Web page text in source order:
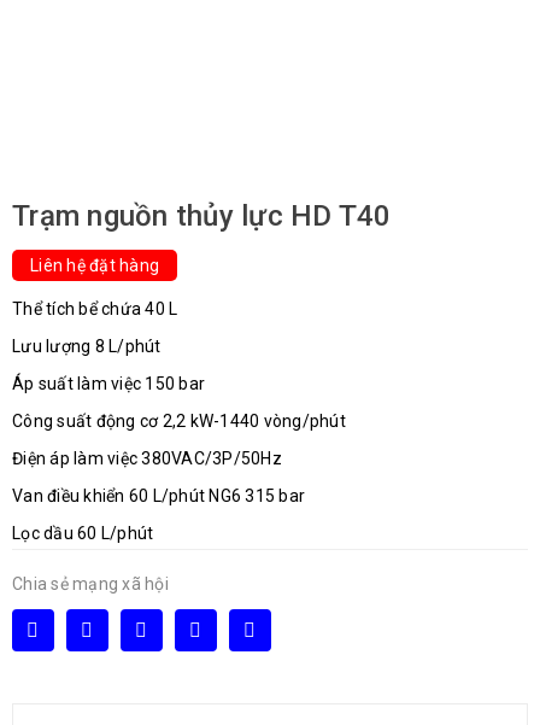
Trạm nguồn thủy lực HD T40
Liên hệ đặt hàng
Thể tích bể chứa 40 L
Lưu lượng 8 L/phút
Áp suất làm việc 150 bar
Công suất động cơ 2,2 kW-1440 vòng/phút
Điện áp làm việc 380VAC/3P/50Hz
Van điều khiển 60 L/phút NG6 315 bar
Lọc dầu 60 L/phút
Chia sẻ mạng xã hội